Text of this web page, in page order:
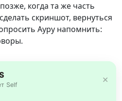
когда та же часть
скриншот, вернуться
Ауру напомнить:
Self ✕